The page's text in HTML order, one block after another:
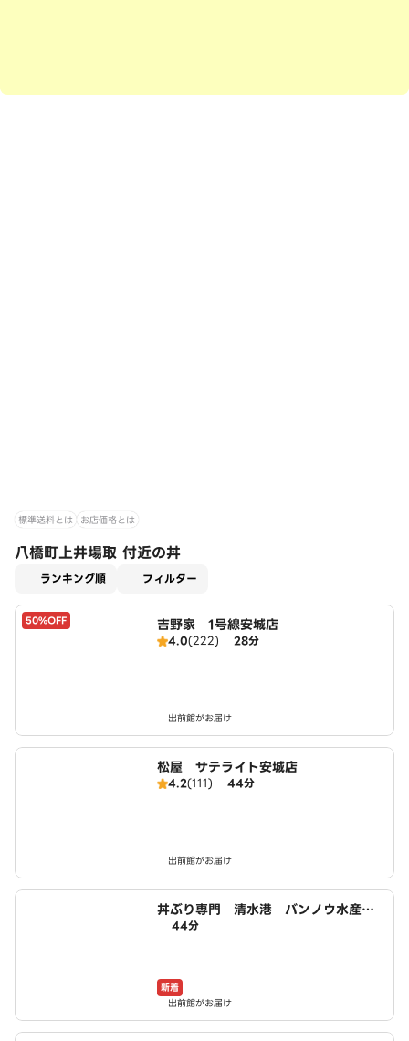
標準送料とは お店価格とは
八橋町上井場取 付近の丼
ランキング順 フィルター
50%OFF 吉野家 1号線安城店
4.0(222) 28分
出前館がお届け
松屋 サテライト安城店
4.2(111) 44分
出前館がお届け
丼ぶり専門 清水港 バンノウ水産
安城店
44分
新着
出前館がお届け